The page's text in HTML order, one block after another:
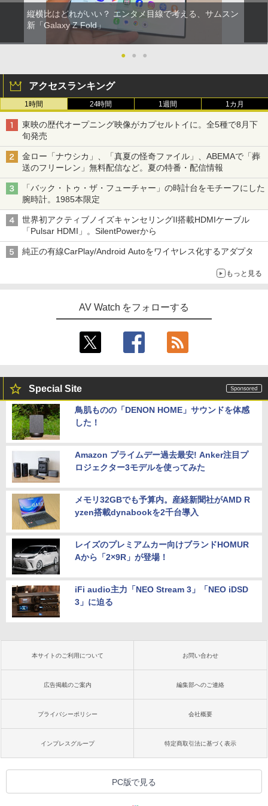
縦横比はどれがいい？ エンタメ目線で考える、サムスン
新「Galaxy Z Fold」
● ● ●
アクセスランキング
1時間 24時間 1週間 1カ月
東映の歴代オープニング映像がカプセルトイに。全5種で8月下
旬発売
金ロー「ナウシカ」、「真夏の怪奇ファイル」、ABEMAで「葬
送のフリーレン」無料配信など。夏の特番・配信情報
「バック・トゥ・ザ・フューチャー」の時計台をモチーフにした
腕時計。1985本限定
世界初アクティブノイズキャンセリングII搭載HDMIケーブル
「Pulsar HDMI」。SilentPowerから
純正の有線CarPlay/Android Autoをワイヤレス化するアダプタ
もっと見る
AV Watch をフォローする
Special Site
鳥肌ものの「DENON HOME」サウンドを体感
した！
Amazon プライムデー過去最安! Anker注目プ
ロジェクター3モデルを使ってみた
メモリ32GBでも予算内。産経新聞社がAMD R
yzen搭載dynabookを2千台導入
レイズのプレミアムカー向けブランドHOMUR
Aから「2×9R」が登場！
iFi audio主力「NEO Stream 3」「NEO iDSD
3」に迫る
本サイトのご利用について お問い合わせ
広告掲載のご案内 編集部へのご連絡
プライバシーポリシー 会社概要
インプレスグループ 特定商取引法に基づく表示
PC版で見る